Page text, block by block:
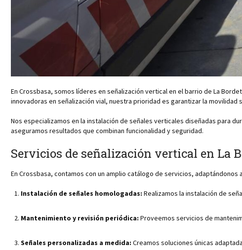
En Crossbasa, somos líderes en señalización vertical en el barrio de La
innovadoras en señalización vial, nuestra prioridad es garantizar la
Nos especializamos en la instalación de señales verticales diseñadas para
aseguramos resultados que combinan funcionalidad y seguridad.
Servicios de señalización vertical en La
En Crossbasa, contamos con un amplio catálogo de servicios,
Instalación de señales homologadas: Realizamos la instalación de
Mantenimiento y revisión periódica: Proveemos servicios de
Señales personalizadas a medida: Creamos soluciones únicas